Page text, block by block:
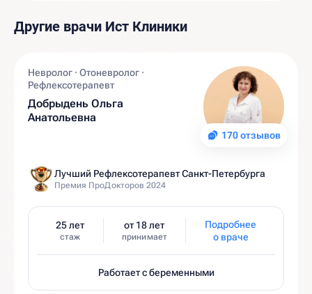
Другие врачи Ист Клиники
170 отзывов
Невролог · Отоневролог ·
Рефлексотерапевт
Добрыдень Ольга
Анатольевна
Лучший Рефлексотерапевт Санкт-Петербурга
Премия ПроДокторов 2024
25 лет
стаж
от 18 лет
принимает
Подробнее
о враче
Работает с беременными